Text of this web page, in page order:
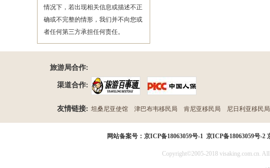
情况下，若出现相关信息或描述不正
确或不完整的情形，我们并不向您或
者任何第三方承担任何责任。
旅游局合作:
渠道合作:
友情链接: 坦桑尼亚使馆 津巴布韦移民局 肯尼亚移民局 尼日利亚移民局
网站备案号： 京ICP备18063059号-1 京ICP备18063059号-2
Copyright©2005-2018 visaking.com.cn.